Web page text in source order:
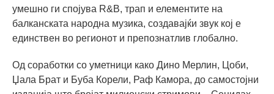
умешно ги спојува R&B, трап и елементите на
балканската народна музика, создавајќи звук кој е
единствен во регионот и препознатлив глобално.
Од соработки со уметници како Дино Мерлин, Цоби,
Џала Брат и Буба Корели, Раф Камора, до самостојни